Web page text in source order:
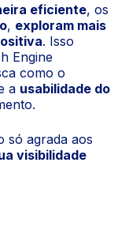
eficiente, os
, exploram mais
. Isso
Engine
como o
a usabilidade do
só agrada aos
visibilidade